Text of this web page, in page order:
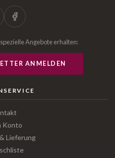
Angebote erhalten:
ANMELDEN
Konto
Lieferung